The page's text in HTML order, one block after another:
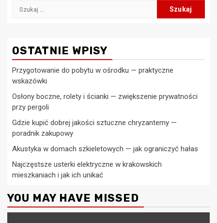
Szukaj:
OSTATNIE WPISY
Przygotowanie do pobytu w ośrodku — praktyczne
wskazówki
Osłony boczne, rolety i ścianki — zwiększenie prywatności
przy pergoli
Gdzie kupić dobrej jakości sztuczne chryzantemy —
poradnik zakupowy
Akustyka w domach szkieletowych — jak ograniczyć hałas
Najczęstsze usterki elektryczne w krakowskich
mieszkaniach i jak ich unikać
YOU MAY HAVE MISSED